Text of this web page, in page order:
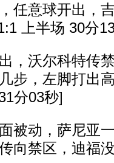
任意球开出，
上半场 30分
沃尔科特传禁
步，左脚打出
分03秒]
动，萨尼亚一
向禁区，迪福